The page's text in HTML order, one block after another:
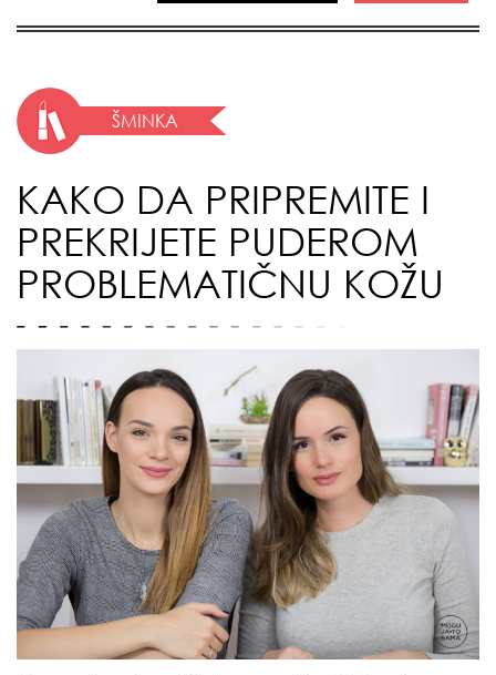
ŠMINKA
KAKO DA PRIPREMITE I
PREKRIJETE PUDEROM
PROBLEMATIČNU KOŽU